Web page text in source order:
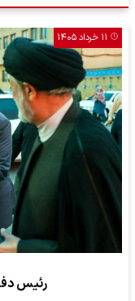
۱۱ خرداد ۱۴۰۵
رئیس